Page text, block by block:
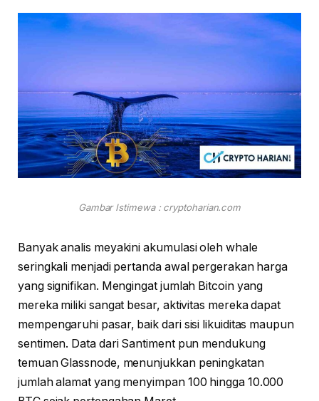
Gambar Istimewa : cryptoharian.com
Banyak analis meyakini akumulasi oleh whale
seringkali menjadi pertanda awal pergerakan harga
yang signifikan. Mengingat jumlah Bitcoin yang
mereka miliki sangat besar, aktivitas mereka dapat
mempengaruhi pasar, baik dari sisi likuiditas maupun
sentimen. Data dari Santiment pun mendukung
temuan Glassnode, menunjukkan peningkatan
jumlah alamat yang menyimpan 100 hingga 10.000